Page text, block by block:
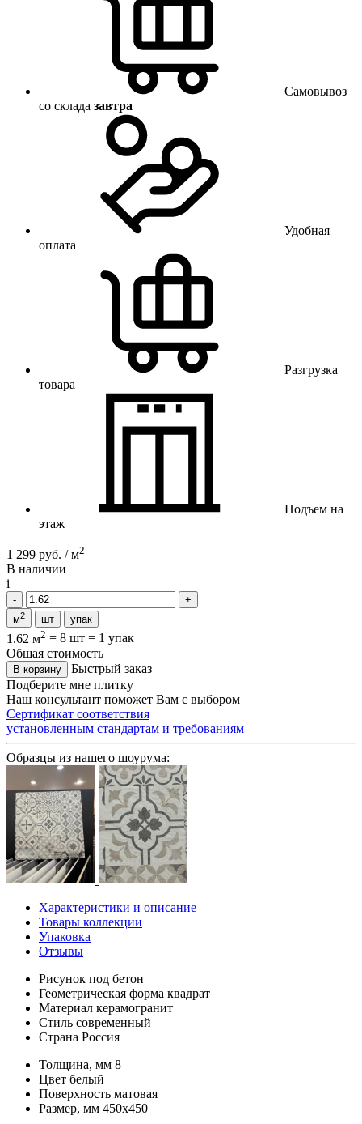
Самовывоз
со склада завтра
Удобная
оплата
Разгрузка
товара
Подъем на
этаж
1 299 руб. / м2
В наличии
i
м2 шт упак
1.62 м2 = 8 шт = 1 упак
Общая стоимость
В корзину
Быстрый заказ
Подберите мне плитку
Наш консультант поможет Вам с выбором
Сертификат соответствия
установленным стандартам и требованиям
Образцы из нашего шоурума:
Характеристики и описание
Товары коллекции
Упаковка
Отзывы
Рисунок под бетон
Геометрическая форма квадрат
Материал керамогранит
Стиль современный
Страна Россия
Толщина, мм 8
Цвет белый
Поверхность матовая
Размер, мм 450x450